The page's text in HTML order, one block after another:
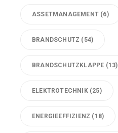
ASSETMANAGEMENT (6)
BRANDSCHUTZ (54)
BRANDSCHUTZKLAPPE (13)
ELEKTROTECHNIK(25)
ENERGIEEFFIZIENZ (18)